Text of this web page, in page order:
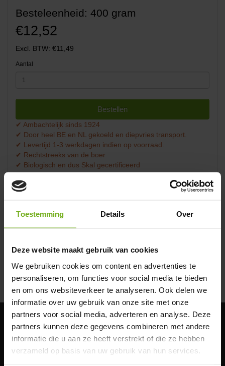
Toestemming Details Over
Deze website maakt gebruik van cookies
We gebruiken cookies om content en advertenties te
personaliseren, om functies voor social media te bieden
en om ons websiteverkeer te analyseren. Ook delen we
informatie over uw gebruik van onze site met onze
partners voor social media, adverteren en analyse. Deze
partners kunnen deze gegevens combineren met andere
informatie die u aan ze heeft verstrekt of die ze hebben
verzameld op basis van uw gebruik van hun services.
Besteleenheid: 400 gram
€12,52
Excl. BTW: €11,49
Aantal
Bestellen
✔ Ambachtelijk sinds 1924
✔ Door heel BE en NL gekoeld en diepvries transport.
✔ Levertijd 1-3 werkdagen indien op voorraad.
✔ Rechtstreeks van de boer
✔ Biologisch en dus Skal gecertificeerd
✔ Lees goed de bezorg info:biologisch vlees bezorgen
Omschrijving
Bbq-worst bio: de perfecte
keuze voor liefhebbers van
puur smaakgenot
Ontdek de authentieke smaak van onze
biologische BBQ-
worsten
staan we garant voor worsten die niet alleen je smaakpapillen
verwennen, maar ook bijdragen aan een duurzame wereld.
Biologisch genot van eigen bodem
Onze BBQ-worsten zijn afkomstig van varkens die opgroeien in de
vrije natuur van het Vechtdal, waar ze genieten van een ruime
leefomgeving en een dieet van puur natuurlijke voeding. Dit
Lees meer
Klantenservice
Bio-certificering